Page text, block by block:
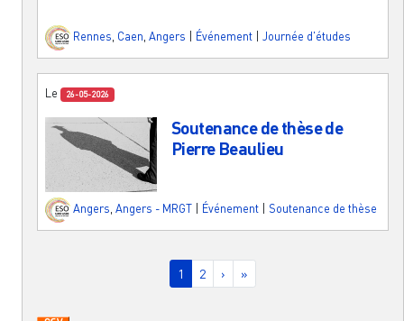
Rennes, Caen, Angers Événement Journée d'études
Le 26-05-2026
Soutenance de thèse de
Pierre Beaulieu
Angers, Angers - MRGT Événement Soutenance de thèse
Page courante
1 Page
2 Page suivante
› Dernière page
»